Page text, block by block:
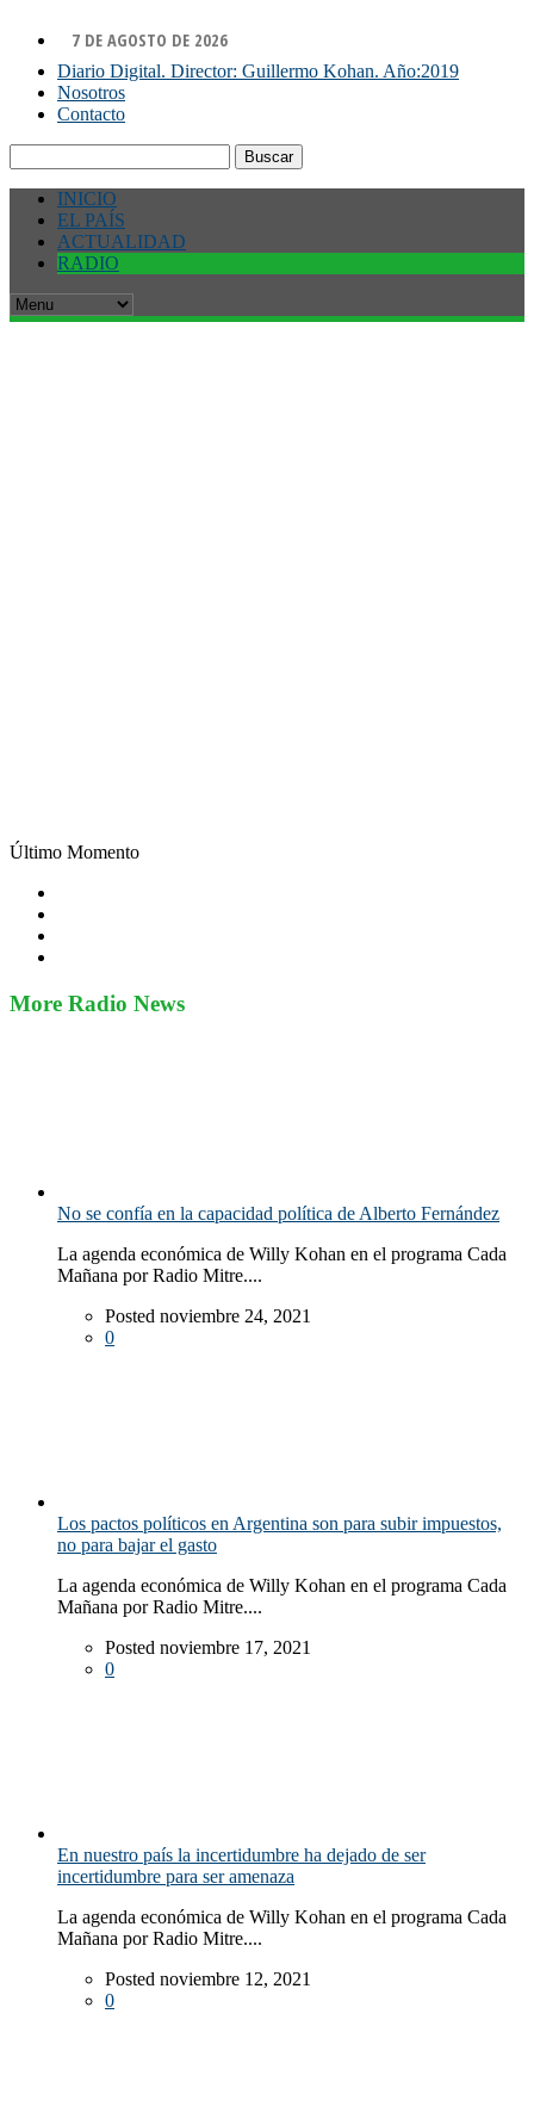
7 DE AGOSTO DE 2026
Diario Digital. Director: Guillermo Kohan. Año:2019
Nosotros
Contacto
INICIO
EL PAÍS
ACTUALIDAD
RADIO
Último Momento
More Radio News
No se confía en la capacidad política de Alberto Fernández
La agenda económica de Willy Kohan en el programa Cada
Mañana por Radio Mitre....
Posted noviembre 24, 2021
0
Los pactos políticos en Argentina son para subir impuestos,
no para bajar el gasto
La agenda económica de Willy Kohan en el programa Cada
Mañana por Radio Mitre....
Posted noviembre 17, 2021
0
En nuestro país la incertidumbre ha dejado de ser
incertidumbre para ser amenaza
La agenda económica de Willy Kohan en el programa Cada
Mañana por Radio Mitre....
Posted noviembre 12, 2021
0